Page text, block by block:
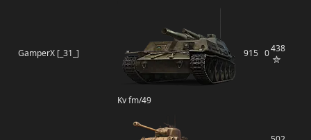
GamperX [_31_]
Kv fm/49
915 0438